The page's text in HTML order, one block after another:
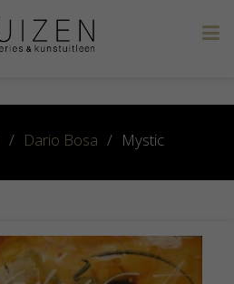
/ Dario Bosa / Mystic